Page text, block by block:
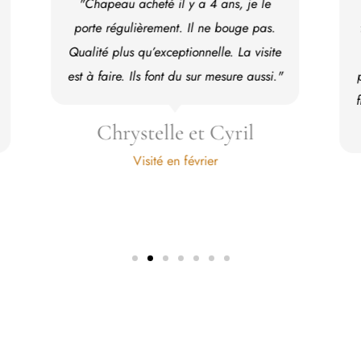
tellement dans le passé avec un guide
passionnant. Du vrai Made in France
pour des chapeaux si beau et quelques
dans la boutique."